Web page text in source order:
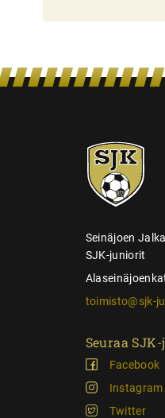
n
SJK-
juniorit
Seinäjoen
SJK-juniorit
toimisto@sjk-
Seuraa
Facebook
Instagram
Twitter